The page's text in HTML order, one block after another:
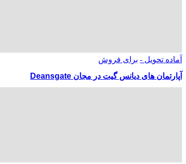
آماده تحویل - برای فروش
آ‌پارتمان های دیانس گیت در مجان Deansgate